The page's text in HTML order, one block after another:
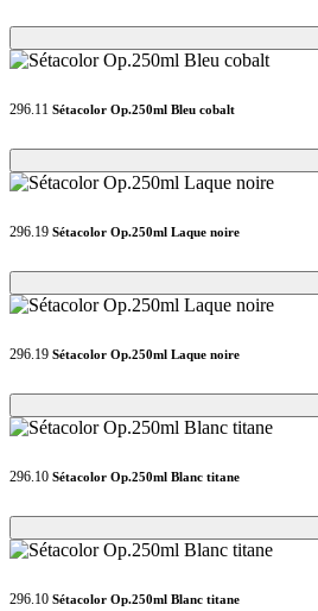
Loading...
Loading...
296.11 Sétacolor Op.250ml Bleu cobalt
Loading...
Loading...
296.19 Sétacolor Op.250ml Laque noire
Loading...
Loading...
296.19 Sétacolor Op.250ml Laque noire
Loading...
Loading...
296.10 Sétacolor Op.250ml Blanc titane
Loading...
Loading...
296.10 Sétacolor Op.250ml Blanc titane